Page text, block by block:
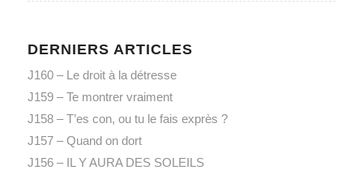
DERNIERS ARTICLES
J160 – Le droit à la détresse
J159 – Te montrer vraiment
J158 – T’es con, ou tu le fais exprès ?
J157 – Quand on dort
J156 – IL Y AURA DES SOLEILS